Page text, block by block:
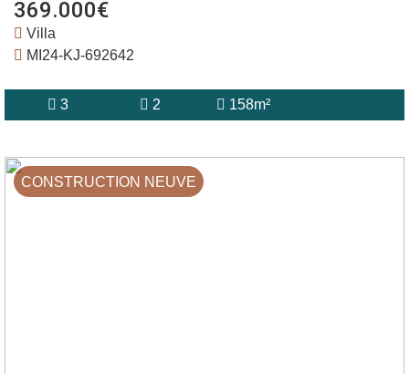
369.000€
Villa
MI24-KJ-692642
3 2 158m²
CONSTRUCTION NEUVE